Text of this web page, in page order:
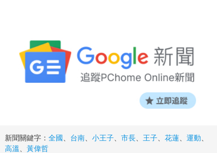
新聞關鍵字： 全國 台南 小王子 市長 王子 花蓮 運動
高溫
黃偉哲